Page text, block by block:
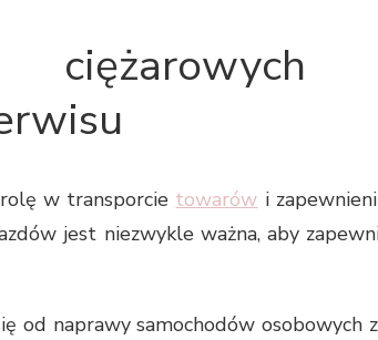
ciężarowych
w transporcie towarów i
jest niezwykle ważna, aby
od naprawy samochodów osobowych